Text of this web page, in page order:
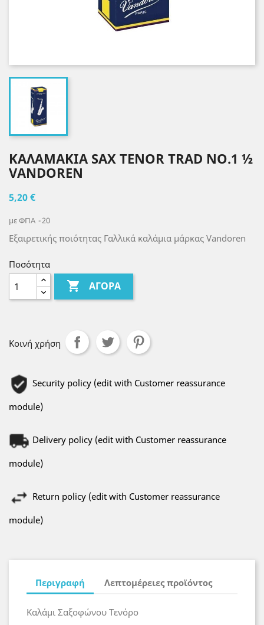
ΚΑΛΑΜΑΚΙΑ SAX TENOR TRAD NO.1 ½
VANDOREN
5,20 €
με ΦΠΑ 20
Εξαιρετικής ποιότητας Γαλλικά καλάμια μάρκας Vandoren
Ποσότητα
 ΑΓΟΡΆ
Κοινή χρήση
Security policy (edit with Customer reassurance
module)
Delivery policy (edit with Customer reassurance
module)
Return policy (edit with Customer reassurance
module)
Περιγραφή Λεπτομέρειες προϊόντος
Καλάμι Σαξοφώνου Τενόρο